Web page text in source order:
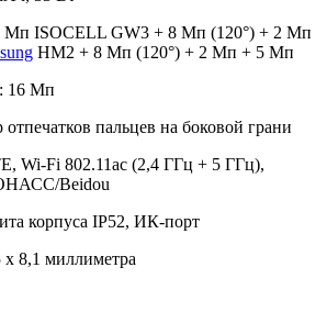
Мп ISOCELL GW3 + 8 Мп (120°) + 2 Мп
HM2 + 8 Мп (120°) + 2 Мп + 5 Мп
16 Мп
отпечатков пальцев на боковой грани
Wi-Fi 802.11ac (2,4 ГГц + 5 ГГц),
Beidou
корпуса IP52, ИК-порт
х 8,1 миллиметра